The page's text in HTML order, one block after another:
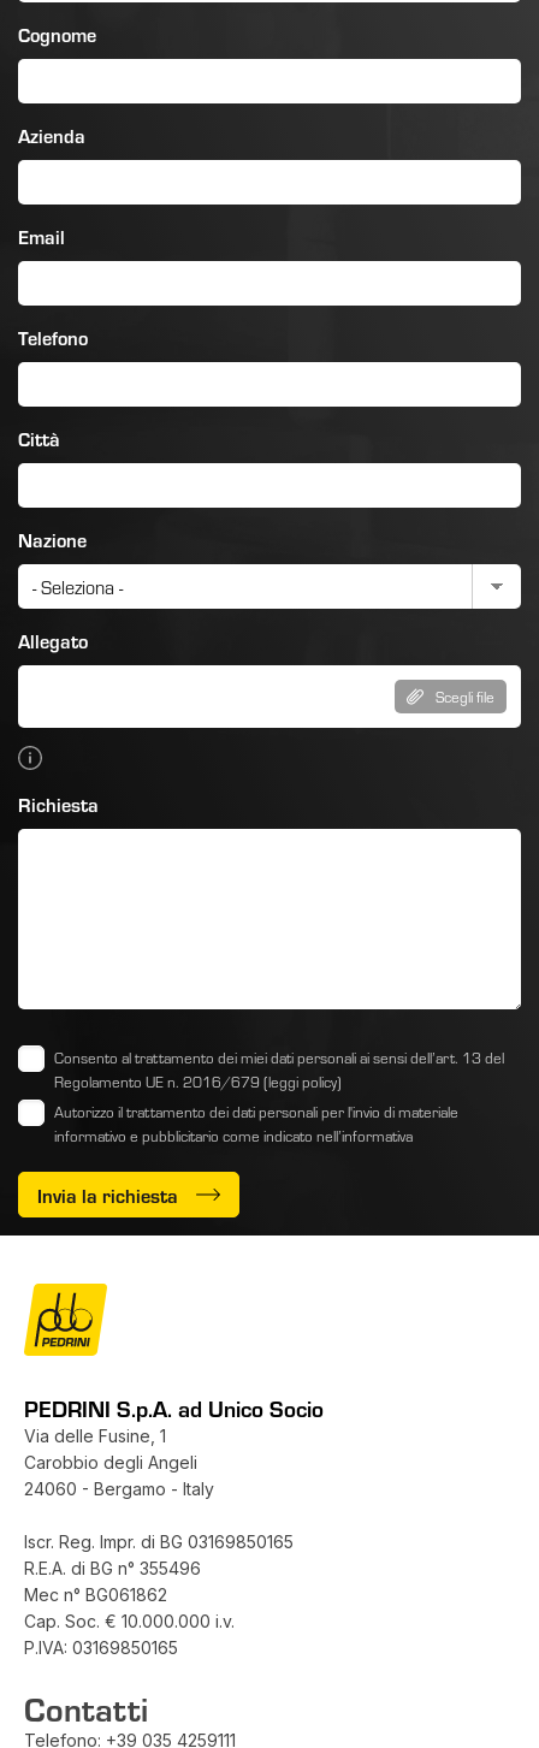
Cognome
Azienda
Email
Telefono
Città
Nazione
Allegato
Scegli file
Richiesta
Consento al trattamento dei miei dati personali ai sensi dell’art. 13 del
Regolamento UE n. 2016/679 (leggi policy)
Autorizzo il trattamento dei dati personali per l'invio di materiale
informativo e pubblicitario come indicato nell’informativa
Invia la richiesta
PEDRINI S.p.A. ad Unico Socio
Via delle Fusine, 1
Carobbio degli Angeli
24060 - Bergamo - Italy
Iscr. Reg. Impr. di BG 03169850165
R.E.A. di BG n° 355496
Mec n° BG061862
Cap. Soc. € 10.000.000 i.v.
P.IVA: 03169850165
Contatti
Telefono: +39 035 4259111